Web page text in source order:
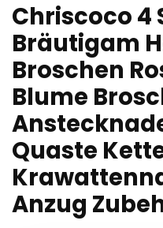
Chriscoco 4
Bräutigam
Broschen
Blume
Quaste
Anzug